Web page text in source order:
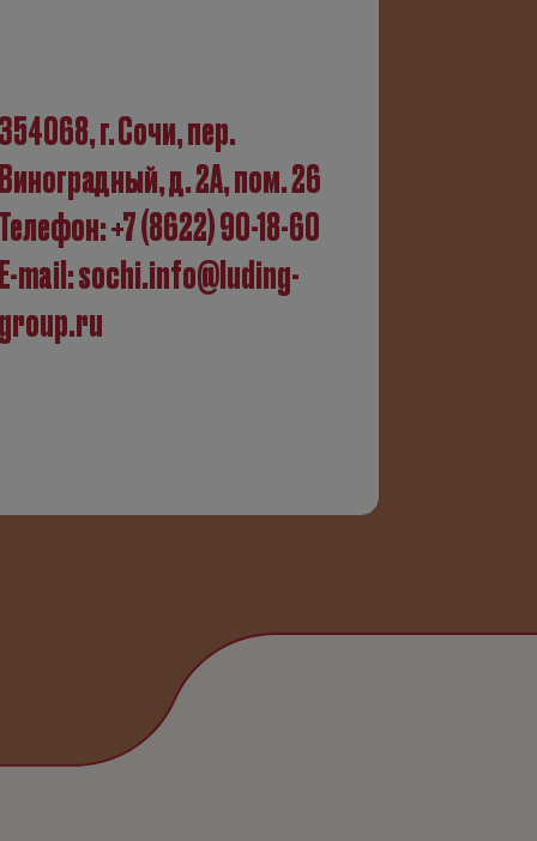
354068, г. Сочи, пер.
Виноградный, д. 2А, пом. 26
Телефон:+7 (8622) 90­-18-­60
E-mail:sochi.info@luding-
group.ru